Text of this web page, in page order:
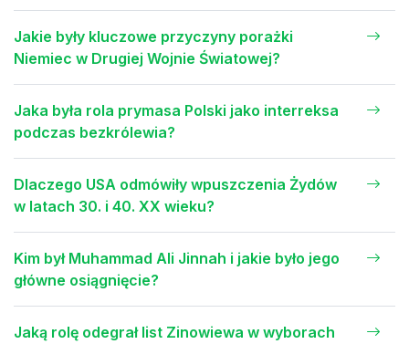
Jakie były kluczowe przyczyny porażki
Niemiec w Drugiej Wojnie Światowej?
Jaka była rola prymasa Polski jako interreksa
podczas bezkrólewia?
Dlaczego USA odmówiły wpuszczenia Żydów
w latach 30. i 40. XX wieku?
Kim był Muhammad Ali Jinnah i jakie było jego
główne osiągnięcie?
Jaką rolę odegrał list Zinowiewa w wyborach